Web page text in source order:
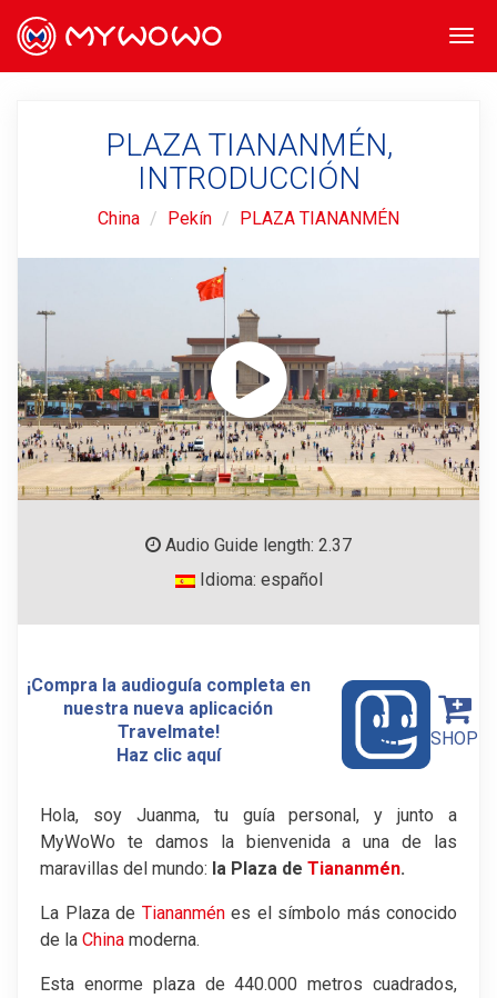
PLAZA TIANANMÉN,
INTRODUCCIÓN
China Pekín PLAZA TIANANMÉN
Audio Guide length: 2.37
Idioma: español
¡Compra la audioguía completa en
nuestra nueva aplicación
Travelmate!
Haz clic aquí
SHOP
Hola, soy Juanma, tu guía personal, y junto a
MyWoWo te damos la bienvenida a una de las
maravillas del mundo: la Plaza de Tiananmén.
La Plaza de Tiananménes el símbolo más conocido
de la China moderna.
Esta enorme plaza de 440.000 metros cuadrados,